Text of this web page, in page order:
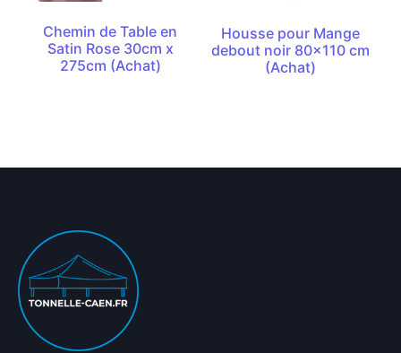
Chemin de Table en
Satin Rose 30cm x
275cm (Achat)
Housse pour Mange
debout noir 80×110 cm
(Achat)